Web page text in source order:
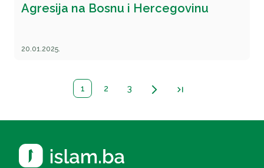
Agresija na Bosnu i Hercegovinu
20.01.2025.
1 2 3 arrow_forward_ios last_page